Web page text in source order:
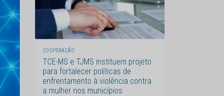
COOPERAÇÃO
TCE-MS e TJMS instituem projeto
para fortalecer políticas de
enfrentamento à violência contra
a mulher nos municípios